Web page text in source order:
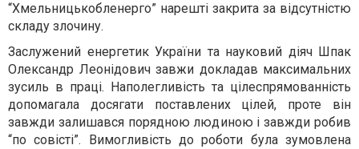
“Хмельницькобленерго” нарешті закрита за відсутністю
складу злочину.
Заслужений енергетик України та науковий діяч Шпак
Олександр Леонідович завжи докладав максимальних
зусиль в праці. Наполегливість та цілеспрямованність
допомагала досягати поставлених цілей, проте він
завжди залишався порядною людиною і завжди робив
“по совісті”. Вимогливість до роботи була зумовлена